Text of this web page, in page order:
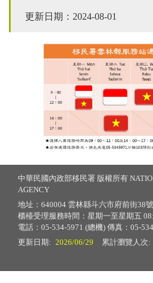
更新日期：2024-08-01
中華民國內政部移民署 版權所有
AGENCY
地址：640004 雲林縣斗六市府前街38
櫃檯受理服務時間：星期一至星期五
電話：05-534-5971 (總機) 傳真：05-
更新日期: 2026/06/29 累計瀏覽人次: